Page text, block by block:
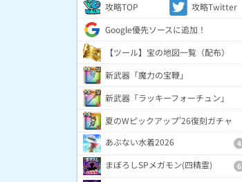
攻略TOP
攻略Twitter
Google優先ソースに追加！
【ツール】宝の地図一覧（配布）
新武器「魔力の宝鞭」
新武器「ラッキーフォーチュン」
夏のWピックアップ'26復刻ガチャ
あぶない水着2026
4
まぼろしSPメガモン(四精霊) 6